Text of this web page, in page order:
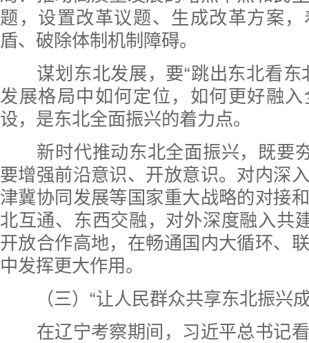
题，设置改革议题、生成改革方案
盾、破除体制机制障碍。
谋划东北发展，要“跳出东北看东
发展格局中如何定位，如何更好融
设，是东北全面振兴的着力点。
新时代推动东北全面振兴，既要夯
要增强前沿意识、开放意识。对内深
津冀协同发展等国家重大战略的对接
北互通、东西交融，对外深度融入共
开放合作高地，在畅通国内大循环、
中发挥更大作用。
（三）“让人民群众共享东北振兴
在辽宁考察期间，习近平总书记看